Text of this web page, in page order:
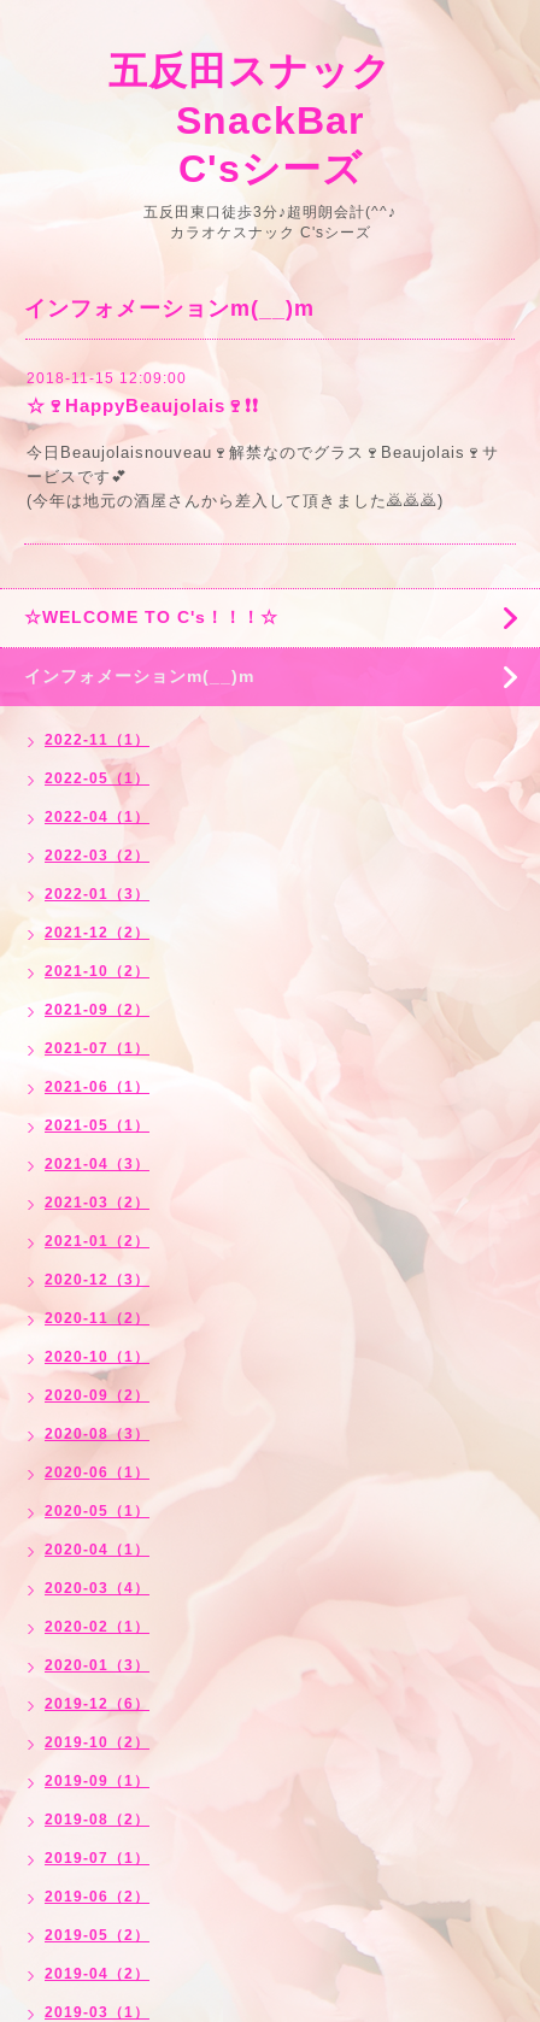
五反田スナック
SnackBar
C'sシーズ
五反田東口徒歩3分♪超明朗会計(^^♪
カラオケスナック C'sシーズ
インフォメーションm(__)m
2018-11-15 12:09:00
☆🍷HappyBeaujolais🍷❗❗
今日Beaujolaisnouveau🍷解禁なのでグラス🍷Beaujolais🍷サ
ービスです💕
(今年は地元の酒屋さんから差入して頂きました🙇🙇🙇)
☆WELCOME TO C's！！！☆
インフォメーションm(__)m
2022-11（1）
2022-05（1）
2022-04（1）
2022-03（2）
2022-01（3）
2021-12（2）
2021-10（2）
2021-09（2）
2021-07（1）
2021-06（1）
2021-05（1）
2021-04（3）
2021-03（2）
2021-01（2）
2020-12（3）
2020-11（2）
2020-10（1）
2020-09（2）
2020-08（3）
2020-06（1）
2020-05（1）
2020-04（1）
2020-03（4）
2020-02（1）
2020-01（3）
2019-12（6）
2019-10（2）
2019-09（1）
2019-08（2）
2019-07（1）
2019-06（2）
2019-05（2）
2019-04（2）
2019-03（1）